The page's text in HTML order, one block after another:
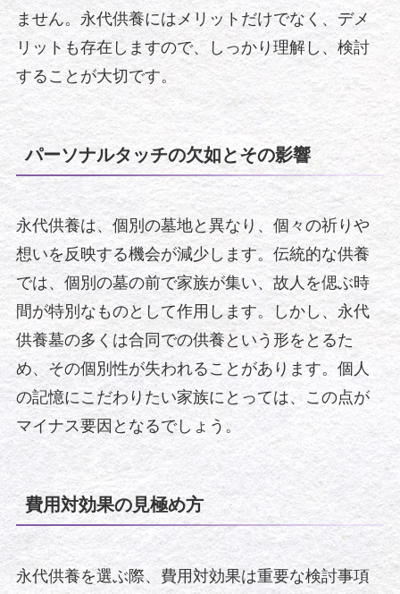
ません。永代供養にはメリットだけでなく、デメ
リットも存在しますので、しっかり理解し、検討
することが大切です。
パーソナルタッチの欠如とその影響
永代供養は、個別の墓地と異なり、個々の祈りや
想いを反映する機会が減少します。伝統的な供養
では、個別の墓の前で家族が集い、故人を偲ぶ時
間が特別なものとして作用します。しかし、永代
供養墓の多くは合同での供養という形をとるた
め、その個別性が失われることがあります。個人
の記憶にこだわりたい家族にとっては、この点が
マイナス要因となるでしょう。
費用対効果の見極め方
永代供養を選ぶ際、費用対効果は重要な検討事項